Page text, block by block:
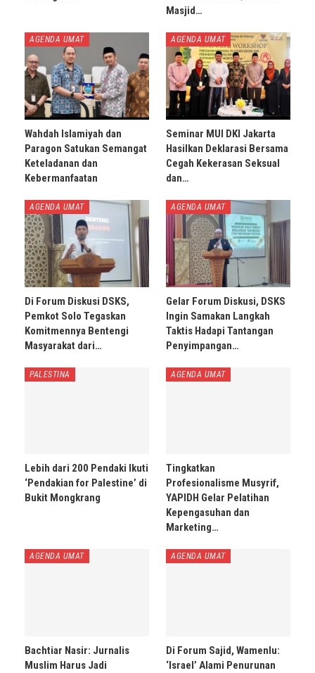
Masjid…
AGENDA UMAT
Wahdah Islamiyah dan
Paragon Satukan Semangat
Keteladanan dan
Kebermanfaatan
AGENDA UMAT
Seminar MUI DKI Jakarta
Hasilkan Deklarasi Bersama
Cegah Kekerasan Seksual
dan…
AGENDA UMAT
Di Forum Diskusi DSKS,
Pemkot Solo Tegaskan
Komitmennya Bentengi
Masyarakat dari…
AGENDA UMAT
Gelar Forum Diskusi, DSKS
Ingin Samakan Langkah
Taktis Hadapi Tantangan
Penyimpangan…
PALESTINA
Lebih dari 200 Pendaki Ikuti
‘Pendakian for Palestine’ di
Bukit Mongkrang
AGENDA UMAT
Tingkatkan
Profesionalisme Musyrif,
YAPIDH Gelar Pelatihan
Kepengasuhan dan
Marketing…
AGENDA UMAT
Bachtiar Nasir: Jurnalis
Muslim Harus Jadi
AGENDA UMAT
Di Forum Sajid, Wamenlu:
‘Israel’ Alami Penurunan